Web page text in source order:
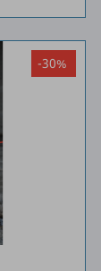
-30%